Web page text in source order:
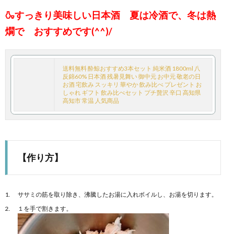
🍶すっきり美味しい日本酒 夏は冷酒で、冬は熱
燗で おすすめです(^^)/
送料無料 酔鯨おすすめ3本セット 純米酒 1800ml 八
反錦60% 日本酒 残暑見舞い 御中元 お中元 敬老の日
お酒 宅飲み スッキリ 華やか 飲み比べ プレゼント お
しゃれ ギフト 飲み比べセット プチ贅沢 辛口 高知県
高知市 常温 人気商品
【作り方】
ササミの筋を取り除き、沸騰したお湯に入れボイルし、お湯を切ります。
１を手で割きます。